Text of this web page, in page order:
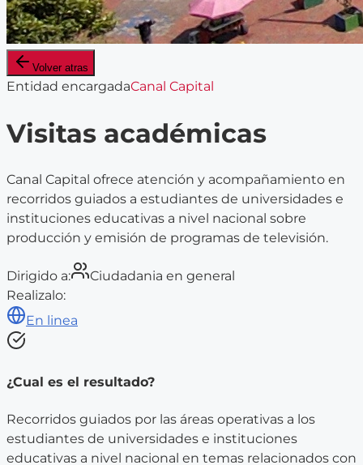
Volver atras
Entidad encargadaCanal Capital
Visitas académicas
Canal Capital ofrece atención y acompañamiento en
recorridos guiados a estudiantes de universidades e
instituciones educativas a nivel nacional sobre
producción y emisión de programas de televisión.
Dirigido a:
Ciudadania en general
Realizalo:
En linea
¿Cual es el resultado?
Recorridos guiados por las áreas operativas a los
estudiantes de universidades e instituciones
educativas a nivel nacional en temas relacionados con